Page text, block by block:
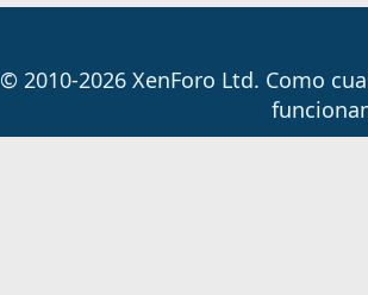
© 2010-2026 XenForo Ltd. Como